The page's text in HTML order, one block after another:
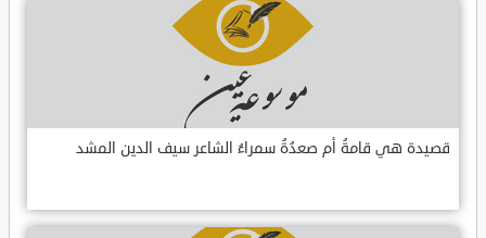
قصيدة هي قامةُ أم صعدُةُ سمراءُ الشاعر سيف الدين المشد